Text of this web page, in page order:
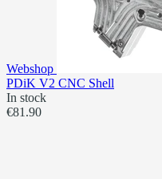
Webshop
PDiK V2 CNC Shell
In stock
€81.90